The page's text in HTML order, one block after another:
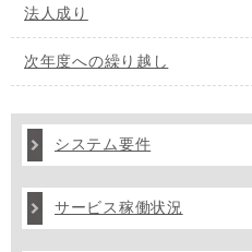
法人成り
次年度への繰り越し
システム要件
サービス稼働状況